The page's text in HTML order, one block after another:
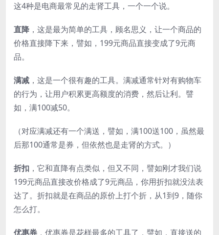
这4种是电商最常见的走肾工具，一个一个说。
直降 ，这是最为简单的工具，顾名思义，让一个商品的
价格直接降下来，譬如，199元商品直接变成了9元商
品。
满减 ，这是一个很有趣的工具。满减通常针对有购物车
的行为，让用户积累更高额度的消费，然后让利。譬
如，满100减50。
（对应满减还有一个满送，譬如，满100送100，虽然最
后那100通常是券，但依然也是走肾的方式。）
折扣 ，它和直降有点类似，但又不同，譬如刚才我们说
199元商品直接改价格成了9元商品，你用折扣就没法表
达了。折扣就是在商品的原价上打个折，从1到9，随你
怎么打。
优惠券 ，优惠券是花样最多的工具了，譬如，直接送的